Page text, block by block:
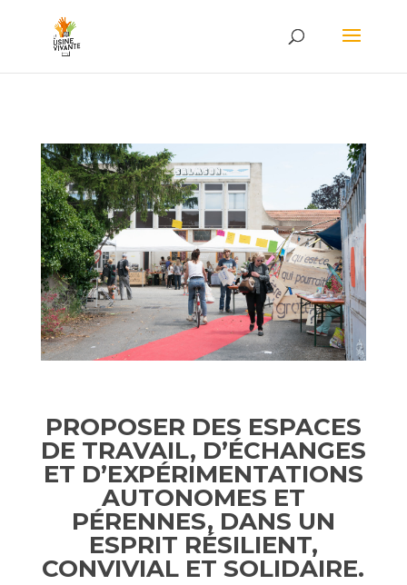
PROPOSER DES ESPACES
DE TRAVAIL, D’ÉCHANGES
ET D’EXPÉRIMENTATIONS
AUTONOMES ET
PÉRENNES, DANS UN
ESPRIT RÉSILIENT,
CONVIVIAL ET SOLIDAIRE.